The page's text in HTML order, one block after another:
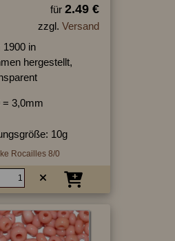
für 2.49 €
zzgl. Versand
1900 in
hergestellt,
= 3,0mm
10g
Rocailles 8/0